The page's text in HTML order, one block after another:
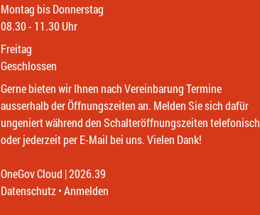
Montag bis Donnerstag
08.30 - 11.30 Uhr
Freitag
Geschlossen
Gerne bieten wir Ihnen nach Vereinbarung Termine
ausserhalb der Öffnungszeiten an. Melden Sie sich dafür
ungeniert während den Schalteröffnungszeiten telefonisch
oder jederzeit per E-Mail bei uns. Vielen Dank!
OneGov Cloud (External Link)
|2026.39
Datenschutz (External Link)
Anmelden